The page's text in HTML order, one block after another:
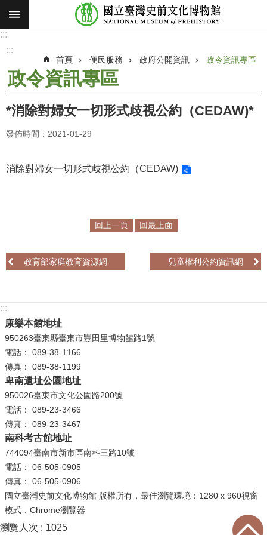
跳到主要內容區塊
搜
願
使
命
新
展
覽
習
探
認
識
我
們
便
民
服
務
性
別
平
:::
:::
首頁 便民服務 政府公開資訊 政令資訊專區
政令資訊專區
*消除對婦女一切形式歧視公約（CEDAW)*
發佈時間：2021-01-29
消除對婦女一切形式歧視公約（CEDAW)
回上一頁 回最上面
教育部家庭教育資源網 兒童權利公約資訊網
:::
康樂本館地址
950263臺東縣臺東市豐田里博物館路1號
電話： 089-38-1166
傳真： 089-38-1199
卑南遺址公園地址
950026臺東市文化公園路200號
電話： 089-23-3466
傳真： 089-23-3467
南科考古館地址
744094臺南市新市區南科三路10號
電話： 06-505-0905
傳真： 06-505-0906
國立臺灣史前文化博物館 版權所有，最佳瀏覽環境：1280 x 960視窗
模式，Chrome瀏覽器
瀏覽人次 1025